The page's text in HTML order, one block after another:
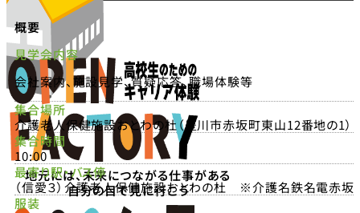
地元には、未来につながる仕事がある
自分の目で見に行こう
概要
見学会内容
会社案内、施設見学、質疑応答、職場体験等
集合場所
介護老人保健施設おとわの杜（豊川市赤坂町東山12番地の1）
集合時間
10:00
最寄り駅・バス停
（信愛３）介護老人保健施設おとわの杜 ※介護名鉄名電赤坂
服装